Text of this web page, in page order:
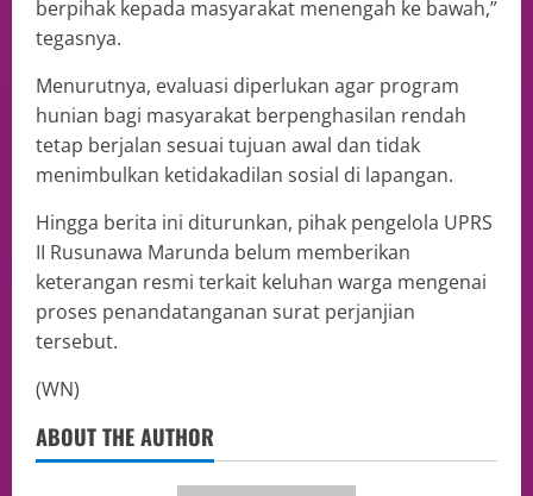
berpihak kepada masyarakat menengah ke bawah,”
tegasnya.
Menurutnya, evaluasi diperlukan agar program
hunian bagi masyarakat berpenghasilan rendah
tetap berjalan sesuai tujuan awal dan tidak
menimbulkan ketidakadilan sosial di lapangan.
Hingga berita ini diturunkan, pihak pengelola UPRS
II Rusunawa Marunda belum memberikan
keterangan resmi terkait keluhan warga mengenai
proses penandatanganan surat perjanjian
tersebut.
(WN)
ABOUT THE AUTHOR